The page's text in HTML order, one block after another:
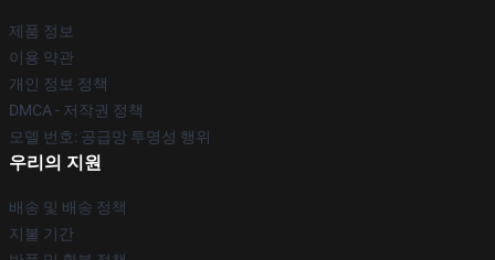
제품 정보
이용 약관
개인 정보 정책
DMCA - 저작권 정책
모델 번호: 공급망 투명성 행위
우리의 지원
배송 및 배송 정책
지불 기간